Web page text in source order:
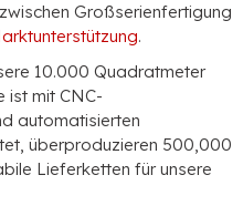
Großserienfertigung
.
10.000 Quadratmeter
ist mit CNC-
automatisierten
überproduzieren 500,000
Lieferketten für unsere